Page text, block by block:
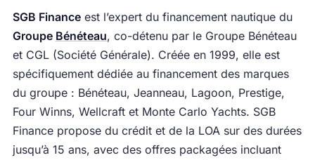
SGB Financeest l’expert du financement nautique du
Groupe Bénéteau, co-détenu par le Groupe Bénéteau
et CGL (Société Générale). Créée en 1999, elle est
spécifiquement dédiée au financement des marques
du groupe : Bénéteau, Jeanneau, Lagoon, Prestige,
Four Winns, Wellcraft et Monte Carlo Yachts. SGB
Finance propose du crédit et de la LOA sur des durées
jusqu’à 15 ans, avec des offres packagées incluant